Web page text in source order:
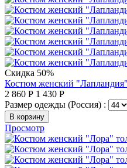
Скидка 50%
Костюм женский
2 860 Р 1 430 Р
Размер одежды (Россия) :
В корзину
Просмотр